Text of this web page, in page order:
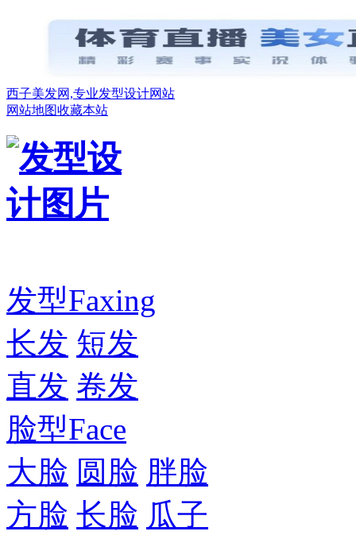
西子美发网,专业发型设计网站
网站地图收藏本站
发型Faxing
长发 短发
直发 卷发
脸型Face
大脸 圆脸 胖脸
方脸 长脸 瓜子